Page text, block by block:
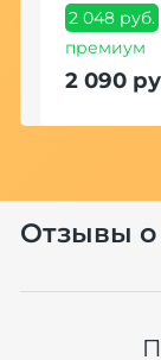
2 048 руб.
премиум
2 090
Отзывы о